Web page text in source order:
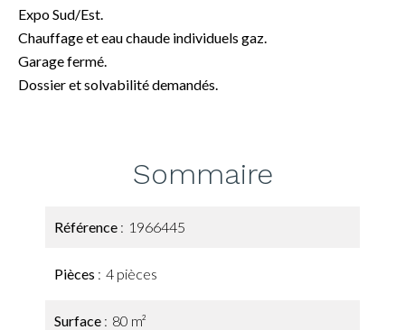
Expo Sud/Est.
Chauffage et eau chaude individuels gaz.
Garage fermé.
Dossier et solvabilité demandés.
Sommaire
Référence 1966445
Pièces 4 pièces
Surface 80 m²